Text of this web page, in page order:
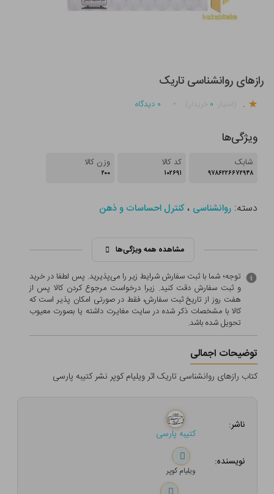
رازهای روانشناسی تاریک
. ۰ ۰ دیدگاه
ویژگی‌ها
شابک
۹۷۸۶۲۲۶۶۷۲۹۴۸
کد کالا
۱۰۲۶۹۱
وزن کالا
۲۰۰
دسته:روانشناسی ،کنترل احساسات و ذهن
مشاهده همه ویژگی‌ها
توجه؛ شما با ثبت سفارش شرایط زیر را می‌پذیرید. پس لطفا در خرید
و ثبت سفارش دقت کنید. زیرا درخواست مرجوع کردن کالا پس از
هفت روز از تاریخ ثبت سفارش، فقط در صورتی امکان پذیر است که
کالا با مشخصات ذکر شده در سایت مغایرت داشته یا بصورت معيوب
تحویل شده باشد.
توضیحات اجمالی
کتاب رازهای روانشناسی تاریک اثر ویلیام کوپر نشر کتیبه پارسی
ناشر:
کتیبه پارسی
نویسنده:
ویلیام کوپر